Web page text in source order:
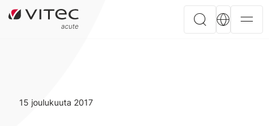
15 joulukuuta 2017